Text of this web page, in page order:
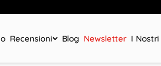
Recensioni Blog Newsletter I